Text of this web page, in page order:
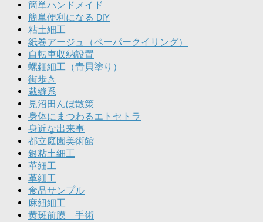
簡単ハンドメイド
簡単便利になる DIY
粘土細工
紙巻アージュ（ペーパークイリング）
自転車収納設置
螺鈿細工（青貝塗り）
街歩き
裁縫系
見沼田んぼ散策
身体にまつわるエトセトラ
身近な出来事
都立庭園美術館
銀粘土細工
革細工
革細工
食品サンプル
麻紐細工
黄斑前膜 手術